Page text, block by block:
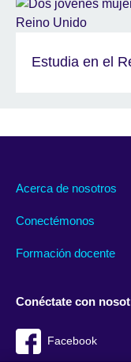
Estudia en el
Acerca de nosotros
Conectémonos
Formación docente
Conéctate con
Facebook